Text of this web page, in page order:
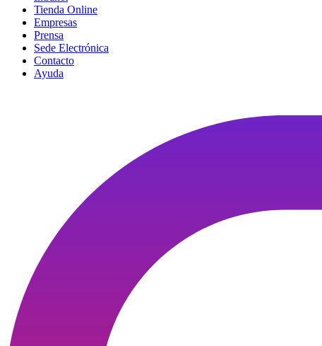
Tienda Online
Empresas
Prensa
Sede Electrónica
Contacto
Ayuda